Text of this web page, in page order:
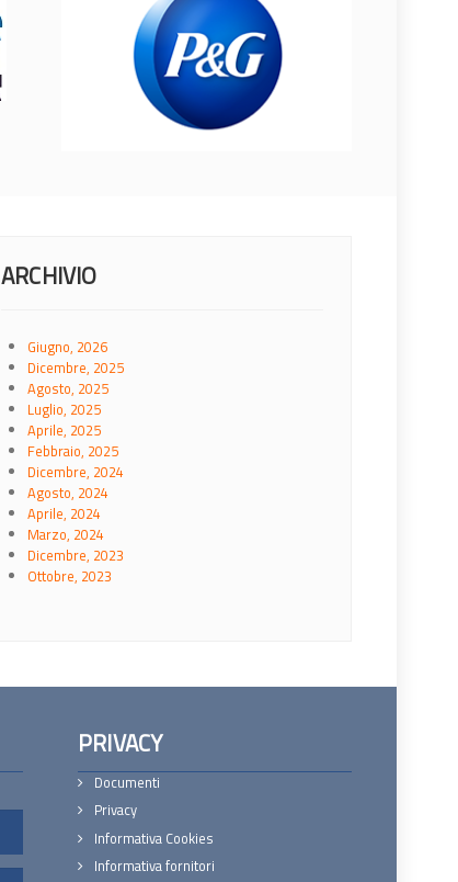
ARCHIVIO
Giugno, 2026
Dicembre, 2025
Agosto, 2025
Luglio, 2025
Aprile, 2025
Febbraio, 2025
Dicembre, 2024
Agosto, 2024
Aprile, 2024
Marzo, 2024
Dicembre, 2023
Ottobre, 2023
PRIVACY
Documenti
Privacy
Informativa Cookies
Informativa fornitori